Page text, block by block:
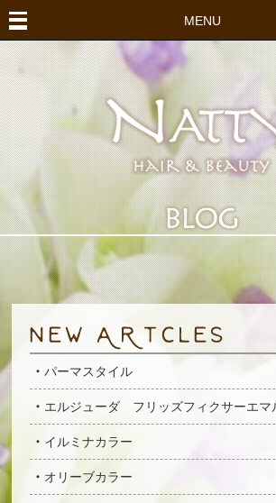
MENU
パーマスタイル
エルジューダ フリッズフィクサーエマ
イルミナカラー
オリーブカラー